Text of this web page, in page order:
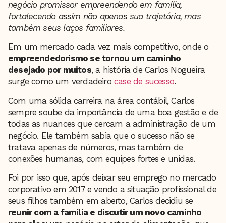
negócio promissor empreendendo em família,
fortalecendo assim não apenas sua trajetória, mas
também seus laços familiares.
Em um mercado cada vez mais competitivo, onde o
empreendedorismo se tornou um caminho
desejado por muitos, a história de Carlos Nogueira
surge como um verdadeiro case de sucesso.
Com uma sólida carreira na área contábil, Carlos
sempre soube da importância de uma boa gestão e de
todas as nuances que cercam a administração de um
negócio. Ele também sabia que o sucesso não se
tratava apenas de números, mas também de
conexões humanas, com equipes fortes e unidas.
Foi por isso que, após deixar seu emprego no mercado
corporativo em 2017 e vendo a situação profissional de
seus filhos também em aberto, Carlos decidiu se
reunir com a família e discutir um novo caminho